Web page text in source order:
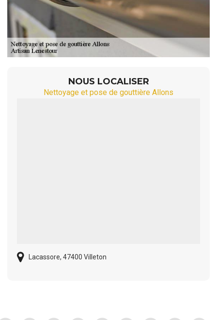
NOUS LOCALISER
Nettoyage et pose de gouttière Allons
Lacassore, 47400 Villeton